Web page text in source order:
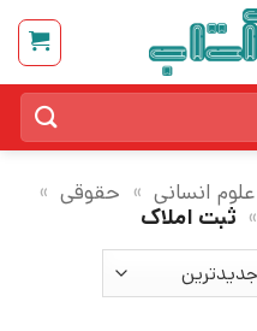
علوم انسانی » حقوقی »
» ثبت املاک